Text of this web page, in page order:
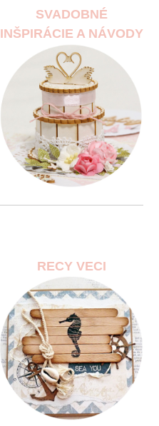
SVADOBNÉ
INŠPIRÁCIE A NÁVODY
RECY VECI